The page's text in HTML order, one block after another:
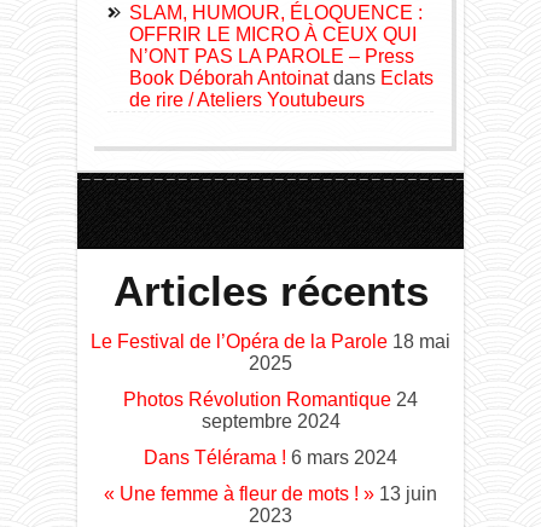
SLAM, HUMOUR, ÉLOQUENCE :
OFFRIR LE MICRO À CEUX QUI
N’ONT PAS LA PAROLE – Press
Book Déborah Antoinatdans Eclats
de rire / Ateliers Youtubeurs
Articles récents
Le Festival de l’Opéra de la Parole 18 mai
2025
Photos Révolution Romantique 24
septembre 2024
Dans Télérama ! 6 mars 2024
« Une femme à fleur de mots ! » 13 juin
2023